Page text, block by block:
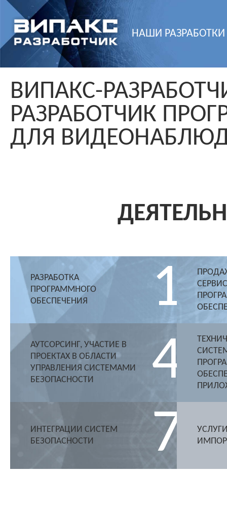
НАШИ РАЗРАБОТКИ
ВИПАКС-
РАЗРАБОТЧИК
ДЛЯ
РАЗРАБОТКА
ПРОГРАММНОГО
ОБЕСПЕЧЕНИЯ
1
АУТСОРСИНГ, УЧАСТИЕ В
ПРОЕКТАХ В ОБЛАСТИ
УПРАВЛЕНИЯ СИСТЕМАМИ
БЕЗОПАСНОСТИ
4
ИНТЕГРАЦИИ СИСТЕМ
БЕЗОПАСНОСТИ
7